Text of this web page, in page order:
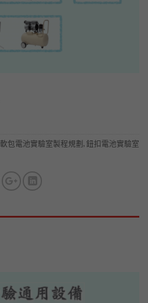
軟包電池實驗室製程規劃 ,鈕扣電池實驗室